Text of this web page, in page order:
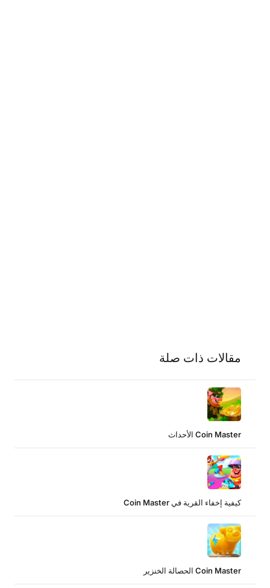
مقالات ذات صلة
Coin Master الأحداث
كيفية إخفاء القرية في Coin Master
Coin Master الحصالة الخنزير